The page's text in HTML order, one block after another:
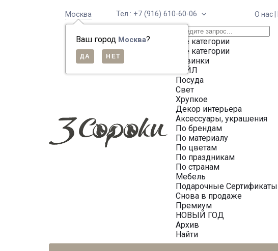
Москва
Ваш город Москва?
Тел.: +7 (916) 610-60-06 О нас |
Все категории
Все категории
Новинки
СЕЙЛ
Посуда
Свет
Хрупкое
Декор интерьера
Аксессуары, украшения
По брендам
По материалу
По цветам
По праздникам
По странам
Мебель
Подарочные Сертификаты
Снова в продаже
Премиум
НОВЫЙ ГОД
Архив
Найти